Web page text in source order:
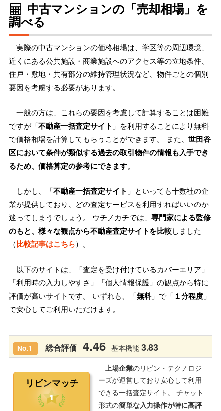
中古マンションの「売却相場」を
調べる
実際の中古マンションの価格相場は、学区等の周辺環境、
近くにある公共施設・商業施設へのアクセス等の立地条件、
住戸・敷地・共有部分の維持管理状況など、物件ごとの個別
要因を考慮する必要があります。
一般の方は、これらの要因を考慮して計算することは困難
ですが「不動産一括査定サイト 」を利用することにより無料
で価格相場を計算してもらうことができます。 また、 世田谷
区において条件が類似する過去の取引物件の情報も入手でき
るため、価格算定の参考にできます。
しかし、「不動産一括査定サイト 」といっても十数社の企
業が提供しており、どの査定サービスを利用すればいいのか
迷ってしまうでしょう。 ウチノカチでは、 専門家による監修
のもと、様々な観点から不動産査定サイトを比較しました
（比較記事はこちら）。
以下のサイトは、「査定を受け付けているカバーエリア」
「利用時の入力しやすさ」「個人情報保護」の観点から特に
評価が高いサイトです。 いずれも、「無料」で「 １分程度 」
で安心してご利用いただけます。